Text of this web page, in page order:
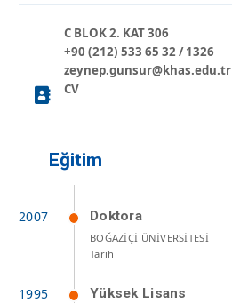
C BLOK 2. KAT 306
+90 (212) 533 65 32 / 1326
zeynep.gunsur@khas.edu.tr
CV
Eğitim
Doktora
BOĞAZİÇİ ÜNİVERSİTESİ
Tarih
Yüksek Lisans